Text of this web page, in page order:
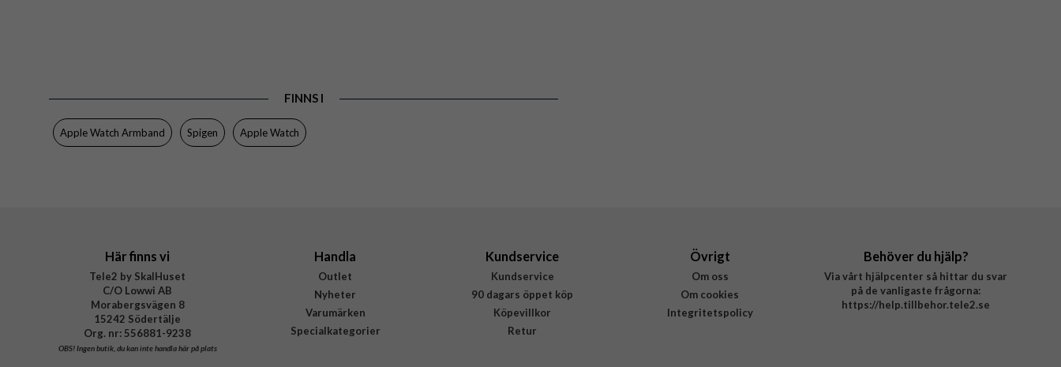
FINNS I
Apple Watch Armband Spigen Apple Watch
Här finns vi
Tele2 by SkalHuset
C/O Lowwi AB
Morabergsvägen 8
15242 Södertälje
Org. nr: 556881-9238
OBS!Ingen butik, du kan inte handla här på plats
Handla
Outlet
Nyheter
Varumärken
Specialkategorier
Kundservice
Kundservice
90 dagars öppet köp
Köpevillkor
Retur
Övrigt
Om oss
Om cookies
Integritetspolicy
Behöver du hjälp?
Via vårt hjälpcenter så hittar du svar
på de vanligaste frågorna:
https://help.tillbehor.tele2.se